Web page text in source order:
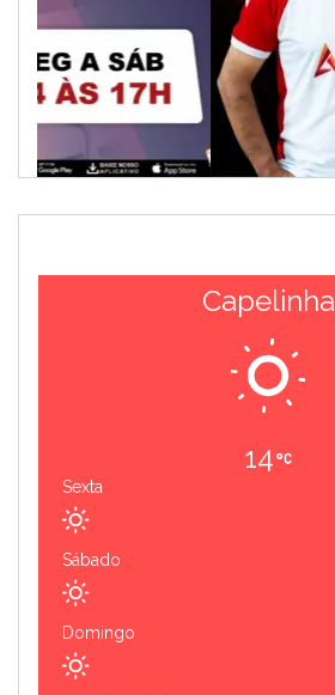
Capelinha
14
Sexta
Sábado
Domingo